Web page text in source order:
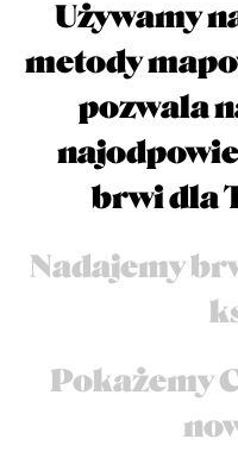
Używamy
metody
pozwala
brwi dla
Nadajemy
Pokażemy